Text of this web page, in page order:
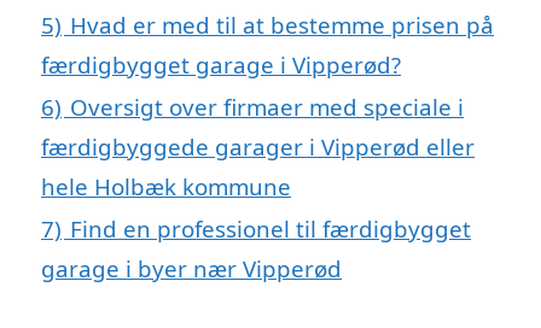
5) Hvad er med til at bestemme prisen på
færdigbygget garage i Vipperød?
6) Oversigt over firmaer med speciale i
færdigbyggede garager i Vipperød eller
hele Holbæk kommune
7) Find en professionel til færdigbygget
garage i byer nær Vipperød